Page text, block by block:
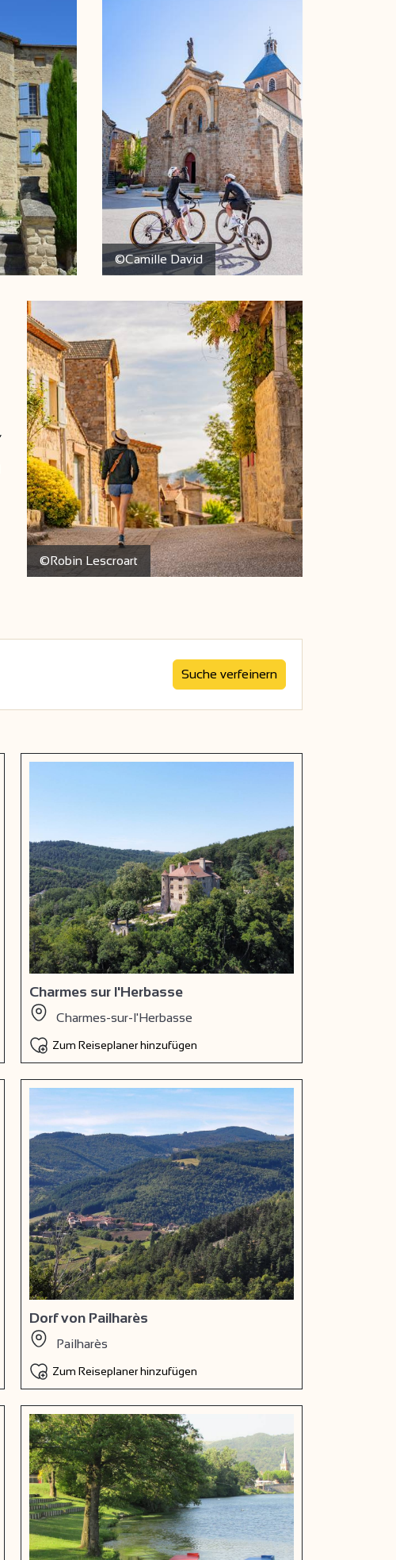
©Camille David
©Robin Lescroart
Charmes sur l'Herbasse
Charmes-sur-l'Herbasse
Zum Reiseplaner hinzufügen
Dorf von Pailharès
Pailharès
Zum Reiseplaner hinzufügen